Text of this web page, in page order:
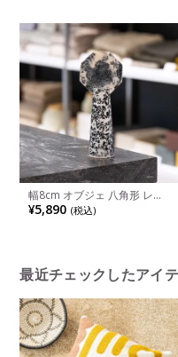
ン ブルー グリーン 完成品
幅8cm オブジェ 八角形 レジ
ン インテリア 雑貨 置物 ディ
スプレイ 小物 おしゃれ アー
¥5,890 (税込)
最近チェックしたアイ